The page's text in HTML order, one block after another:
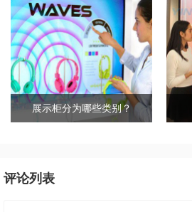
展示柜分为哪些类别？
评论列表